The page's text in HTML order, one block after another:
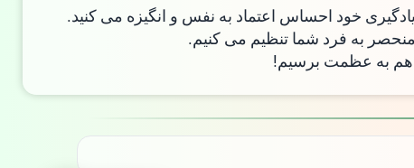
خود احساس اعتماد به نفس و انگیزه می کنید.
منحصر به فرد شما تنظیم می کنیم.
هم به عظمت برسیم!